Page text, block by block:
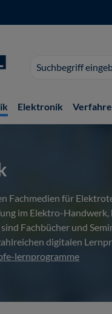
Suchvorschläge
erscheinen
der
Elektronik
Fachmedien für
im Elektro-
Fachbücher und
digitalen
lernprogramme